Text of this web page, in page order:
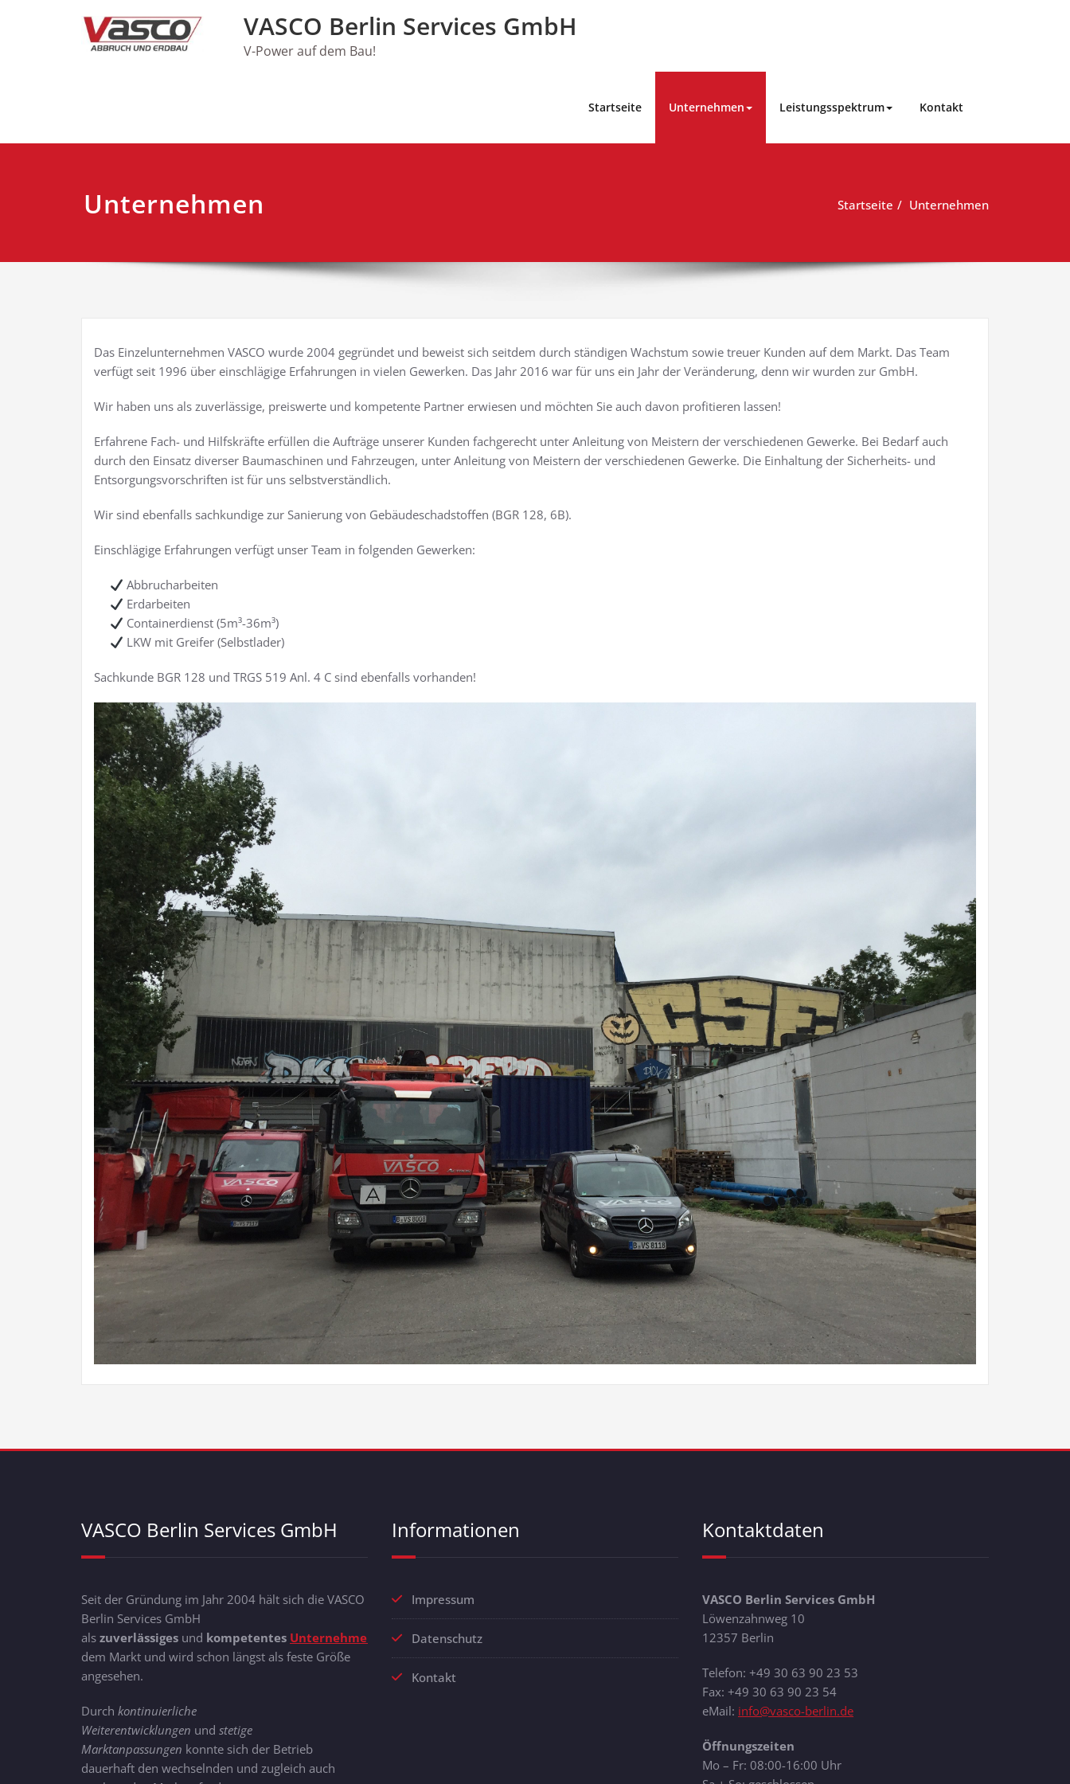
VASCO Berlin Services GmbH
V-Power auf dem Bau!
Startseite Unternehmen Leistungsspektrum Kontakt
Unternehmen Startseite Unternehmen
Das Einzelunternehmen VASCO wurde 2004 gegründet und beweist sich seitdem durch ständigen Wachstum sowie treuer Kunden auf dem Markt. Das Team
verfügt seit 1996 über einschlägige Erfahrungen in vielen Gewerken. Das Jahr 2016 war für uns ein Jahr der Veränderung, denn wir wurden zur GmbH.
Wir haben uns als zuverlässige, preiswerte und kompetente Partner erwiesen und möchten Sie auch davon profitieren lassen!
Erfahrene Fach- und Hilfskräfte erfüllen die Aufträge unserer Kunden fachgerecht unter Anleitung von Meistern der verschiedenen Gewerke. Bei Bedarf auch
durch den Einsatz diverser Baumaschinen und Fahrzeugen, unter Anleitung von Meistern der verschiedenen Gewerke. Die Einhaltung der Sicherheits- und
Entsorgungsvorschriften ist für uns selbstverständlich.
Wir sind ebenfalls sachkundige zur Sanierung von Gebäudeschadstoffen (BGR 128, 6B).
Einschlägige Erfahrungen verfügt unser Team in folgenden Gewerken:
Abbrucharbeiten
Erdarbeiten
Containerdienst (5m³-36m³)
LKW mit Greifer (Selbstlader)
Sachkunde BGR 128 und TRGS 519 Anl. 4 C sind ebenfalls vorhanden!
VASCO Berlin Services GmbH
Seit der Gründung im Jahr 2004 hält sich die VASCO
Berlin Services GmbH
als zuverlässiges und kompetentes Unternehmen
auf
dem Markt und wird schon längst als feste Größe
angesehen.
Durch kontinuierliche
Weiterentwicklungen und stetige
Marktanpassungen konnte sich der Betrieb
dauerhaft den wechselnden und zugleich auch
Informationen
Impressum
Datenschutz
Kontakt
Kontaktdaten
VASCO Berlin Services GmbH
Löwenzahnweg 10
12357 Berlin
Telefon: +49 30 63 90 23 53
Fax: +49 30 63 90 23 54
eMail: info@vasco-berlin.de
Öffnungszeiten
Mo – Fr: 08:00-16:00 Uhr